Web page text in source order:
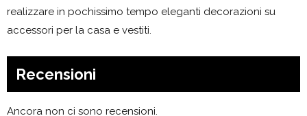
realizzare in pochissimo tempo eleganti decorazioni su
accessori per la casa e vestiti.
Recensioni
Ancora non ci sono recensioni.